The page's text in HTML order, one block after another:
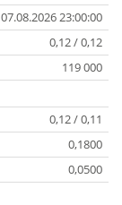
07.08.2026 23:00:00
0,12 / 0,12
119 000
0,12 / 0,11
0,1800
0,0500